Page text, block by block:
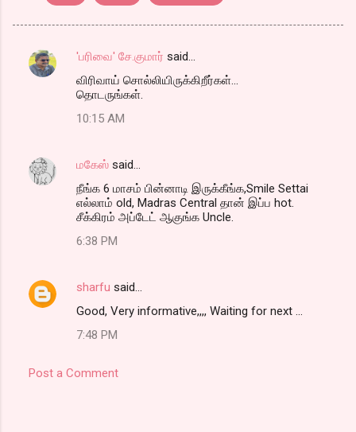
C
n
'பரிவை' சே.குமார் said…
விரிவாய் சொல்லியிருக்கிறீர்கள்...
தொடருங்கள்.
10:15 AM
மகேஸ் said…
நீங்க 6 மாசம் பின்னாடி இருக்கீங்க,Smile Settai
எல்லாம் old, Madras Central தான் இப்ப hot.
சீக்கிரம் அப்டேட் ஆகுங்க Uncle.
6:38 PM
sharfu said…
Good, Very informative,,,, Waiting for next ...
7:48 PM
Post a Comment